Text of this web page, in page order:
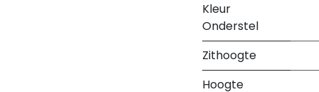
Kleur
Onderstel
Zithoogte
Hoogte